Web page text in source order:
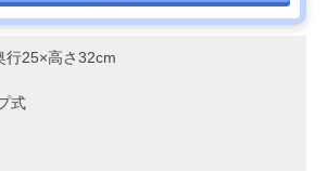
行25×高さ32cm
式